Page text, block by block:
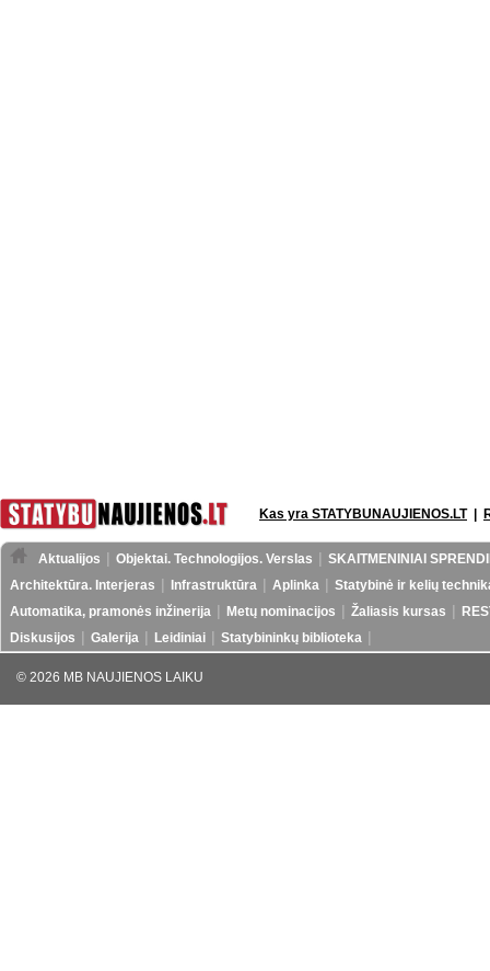
Kas yra STATYBUNAUJIENOS.LT|
Aktualijos Objektai. Technologijos. Verslas
SKAITMENINIAI
Architektūra. Interjeras
Infrastruktūra Aplinka
Statybinė ir kelių
Automatika, pramonės inžinerija
Metų nominacijos Žaliasis kursas
Diskusijos
Galerija Leidiniai Statybininkų biblioteka
© 2026 MB NAUJIENOS LAIKU